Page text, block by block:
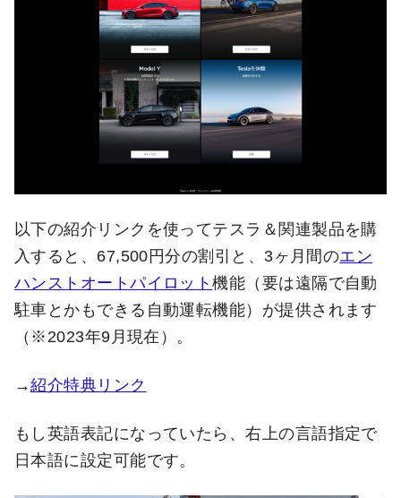
以下の紹介リンクを使ってテスラ＆関連製品を購
入すると、67,500円分の割引と、3ヶ月間のエン
ハンストオートパイロット機能（要は遠隔で自動
駐車とかもできる自動運転機能）が提供されます
（※2023年9月現在）。
→紹介特典リンク
もし英語表記になっていたら、右上の言語指定で
日本語に設定可能です。